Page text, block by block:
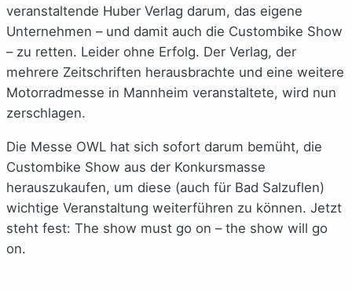
veranstaltende Huber Verlag darum, das eigene
Unternehmen – und damit auch die Custombike Show
– zu retten. Leider ohne Erfolg. Der Verlag, der
mehrere Zeitschriften herausbrachte und eine weitere
Motorradmesse in Mannheim veranstaltete, wird nun
zerschlagen.
Die Messe OWL hat sich sofort darum bemüht, die
Custombike Show aus der Konkursmasse
herauszukaufen, um diese (auch für Bad Salzuflen)
wichtige Veranstaltung weiterführen zu können. Jetzt
steht fest: The show must go on – the show will go
on.